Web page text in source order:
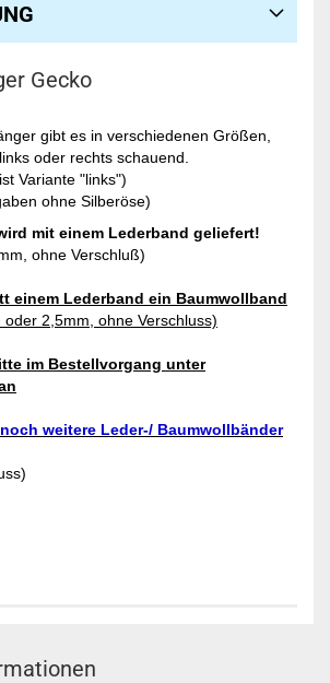
Gecko
gibt es in verschiedenen Größen,
oder rechts schauend.
Variante "links")
ohne Silberöse)
mit einem Lederband geliefert!
ohne Verschluß)
einem Lederband ein Baumwollband
2,5mm, ohne Verschluss)
im Bestellvorgang unter
weitere Leder-/ Baumwollbänder